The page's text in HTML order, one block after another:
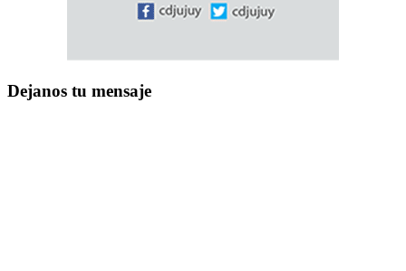
Dejanos tu mensaje